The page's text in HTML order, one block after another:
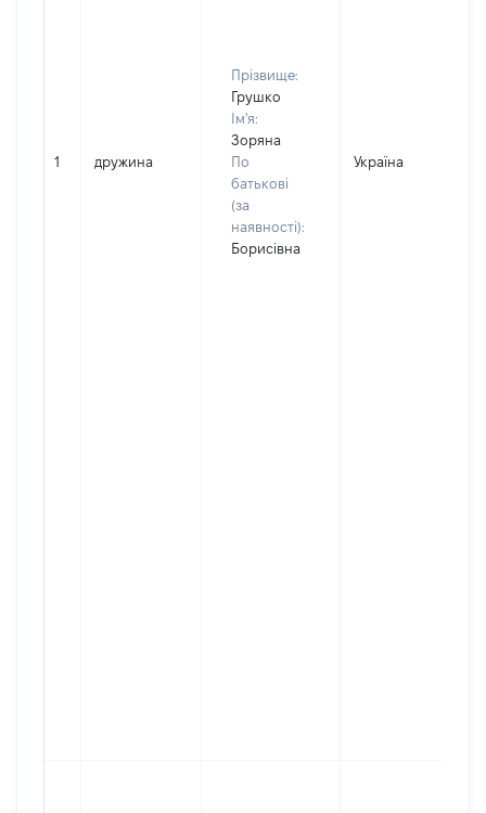
1 дружина
Прізвище:
Грушко
Ім'я:
Зоряна
По
батькові
(за
наявності):
Борисівна
Україна